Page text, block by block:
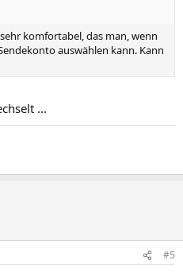
komfortabel, das man, wenn
auswählen kann. Kann
...
#5